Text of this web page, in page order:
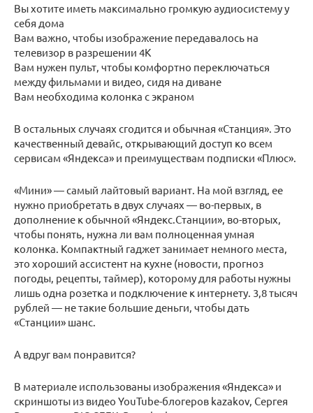
Вы хотите иметь максимально громкую аудиосистему у
себя дома
Вам важно, чтобы изображение передавалось на
телевизор в разрешении 4К
Вам нужен пульт, чтобы комфортно переключаться
между фильмами и видео, сидя на диване
Вам необходима колонка с экраном
В остальных случаях сгодится и обычная «Станция». Это
качественный девайс, открывающий доступ ко всем
сервисам «Яндекса» и преимуществам подписки «Плюс».
«Мини» — самый лайтовый вариант. На мой взгляд, ее
нужно приобретать в двух случаях — во-первых, в
дополнение к обычной «Яндекс.Станции», во-вторых,
чтобы понять, нужна ли вам полноценная умная
колонка. Компактный гаджет занимает немного места,
это хороший ассистент на кухне (новости, прогноз
погоды, рецепты, таймер), которому для работы нужны
лишь одна розетка и подключение к интернету. 3,8 тысяч
рублей — не такие большие деньги, чтобы дать
«Станции» шанс.
А вдруг вам понравится?
В материале использованы изображения «Яндекса» и
скриншоты из видео YouTube-блогеров kazakov, Сергея